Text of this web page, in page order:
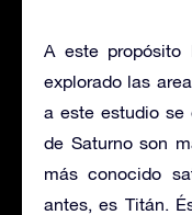
A este propósito
explorado las
a este estudio
de Saturno son
más conocido
antes, es Titán.